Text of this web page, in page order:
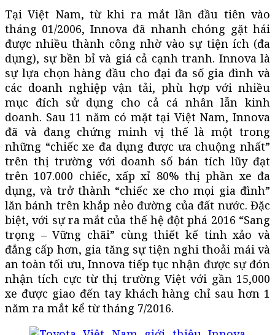
Tại Việt Nam, từ khi ra mắt lần đầu tiên vào
tháng 01/2006, Innova đã nhanh chóng gặt hái
được nhiều thành công nhờ vào sự tiện ích (đa
dụng), sự bền bỉ và giá cả cạnh tranh. Innova là
sự lựa chọn hàng đầu cho đại đa số gia đình và
các doanh nghiệp vận tải, phù hợp với nhiều
mục đích sử dụng cho cả cá nhân lẫn kinh
doanh. Sau 11 năm có mặt tại Việt Nam, Innova
đã và đang chứng minh vị thế là một trong
những “chiếc xe đa dụng được ưa chuộng nhất”
trên thị trường với doanh số bán tích lũy đạt
trên 107.000 chiếc, xấp xỉ 80% thị phần xe đa
dụng, và trở thành “chiếc xe cho mọi gia đình”
lăn bánh trên khắp nẻo đường của đất nước. Đặc
biệt, với sự ra mắt của thế hệ đột phá 2016 “Sang
trọng – Vững chãi” cùng thiết kế tinh xảo và
đẳng cấp hơn, gia tăng sự tiện nghi thoải mái và
an toàn tối ưu, Innova tiếp tục nhận được sự đón
nhận tích cực từ thị trường Việt với gần 15,000
xe được giao đến tay khách hàng chỉ sau hơn 1
năm ra mắt kể từ tháng 7/2016.